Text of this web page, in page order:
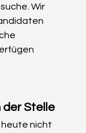
Wir
der Stelle
heute nicht